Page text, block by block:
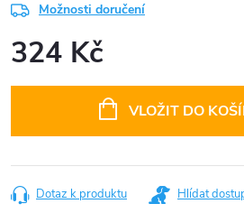
Možnosti doručení
324 Kč
VLOŽIT DO
Dotaz k produktu Hlídat